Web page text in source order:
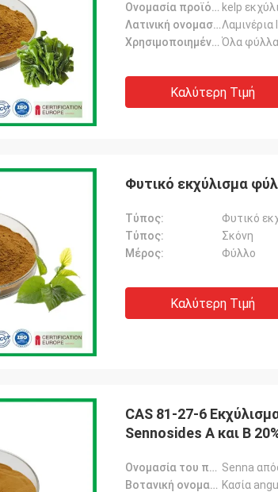
Ονομασία προϊόντος: kelp
Λατινική ονομασία:Λαμινέρια
Χρησιμοποιημένο μέρος: Όλα φύλλα
Καλύτερη Τιμή
Φυτικό εκχύλισμα
Τύπος:
Φυτικό
Τύπος:
Σκόνη
Μέρος:
Φύλλο
Καλύτερη Τιμή
CAS 81-27-6
Sennosides A και B
Ονομασία του προϊόντος: Senna
Βοτανική ονομασία: Κασία